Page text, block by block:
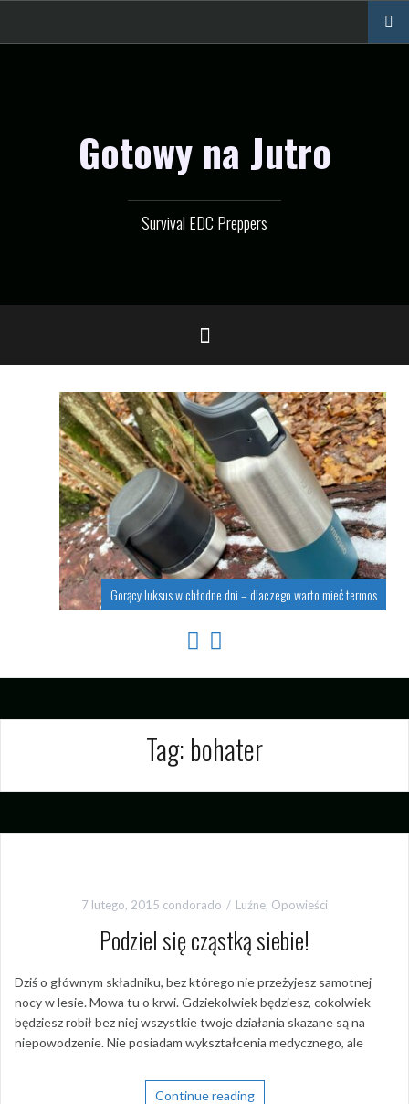
treści
Gotowy na Jutro
Survival EDC Preppers
Gorący luksus w chłodne dni – dlaczego warto mieć termos
Tag: bohater
7 lutego, 2015 condorado Luźne, Opowieści
Podziel się cząstką siebie!
Dziś o głównym składniku, bez którego nie przeżyjesz samotnej
nocy w lesie. Mowa tu o krwi. Gdziekolwiek będziesz, cokolwiek
będziesz robił bez niej wszystkie twoje działania skazane są na
niepowodzenie. Nie posiadam wykształcenia medycznego, ale
Continue reading